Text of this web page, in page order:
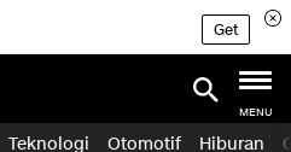
Get
MENU
Teknologi Otomotif Hiburan